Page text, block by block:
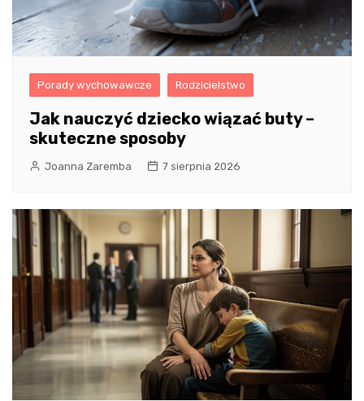
Porady wychowawcze Rodzicielstwo
Jak nauczyć dziecko wiązać buty –
skuteczne sposoby
Joanna Zaremba 7 sierpnia 2026